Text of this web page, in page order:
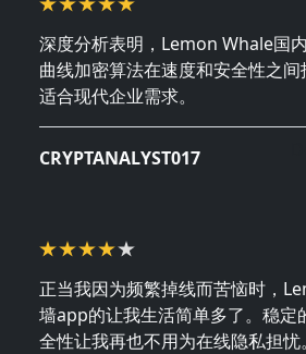
深度分析表明，Lemon Whale国
曲线加密算法在速度和安全性之间
适合现代企业需求。
CRYPTANALYST017
正当我因为频繁掉线而苦恼时，
墙app的让我生活简单多了。稳定
全性让我再也不用为在线隐私担